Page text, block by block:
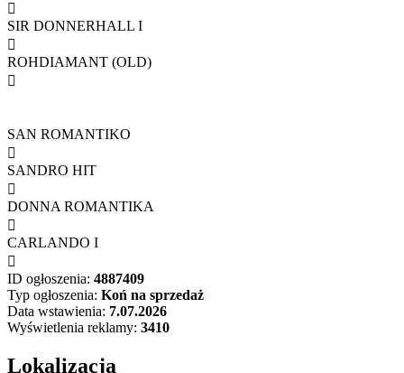

SIR DONNERHALL I

ROHDIAMANT (OLD)

SAN ROMANTIKO

SANDRO HIT

DONNA ROMANTIKA

CARLANDO I

ID ogłoszenia: 4887409
Typ ogłoszenia: Koń na sprzedaż
Data wstawienia: 7.07.2026
Wyświetlenia reklamy: 3410
Lokalizacja